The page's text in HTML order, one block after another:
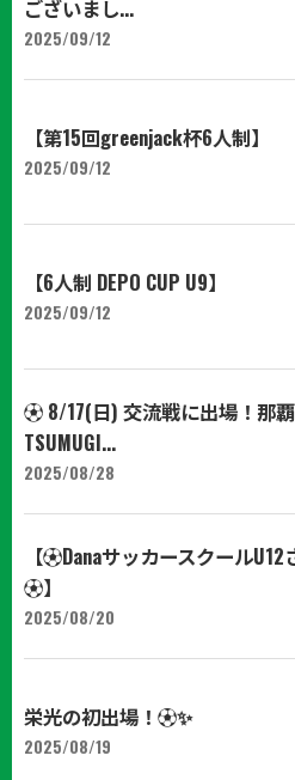
ございまし...
2025/09/12
【第15回greenjack杯6人制】
2025/09/12
【6人制 DEPO CUP U9】
2025/09/12
⚽ 8/17(日) 交流戦に出場！那
TSUMUGI...
2025/08/28
【⚽️Danaサッカースクール
⚽️】
2025/08/20
栄光の初出場！⚽️✨
2025/08/19